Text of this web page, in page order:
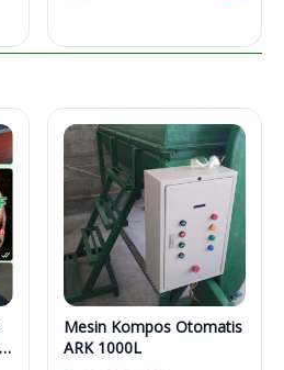
Mesin Kompos Otomatis
ARK 1000L